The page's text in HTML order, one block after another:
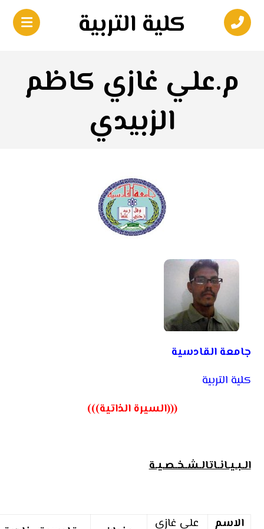
كلية التربية
م.علي غازي كاظم
الزبيدي
جامعة القادسية
كلية التربية
(((السيرة الذاتية)))
الـبـيـانـاتالـشـخـصـيـة
الاسم
علي غازي